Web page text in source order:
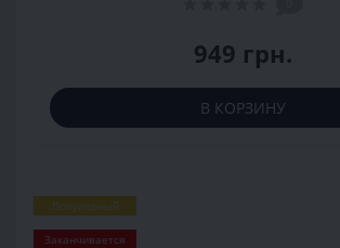
949 грн.
В КОРЗИНУ
Популярный
Заканчивается